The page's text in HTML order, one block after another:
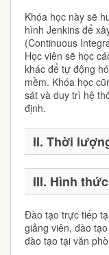
Khóa học này sẽ
hình Jenkins để
(Continuous
Học viên sẽ học
khác để tự động
mềm. Khóa học
sát và duy trì hệ
định.
II. Thời
III. Hình
Đào tạo trực tiếp
giảng viên, đào
đào tạo tại văn